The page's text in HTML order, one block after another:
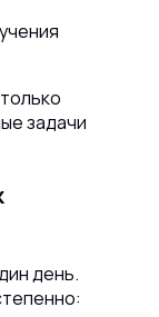
задачи
день.